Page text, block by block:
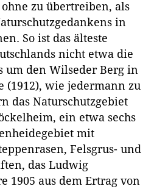
zu übertreiben, als
in
So ist das älteste
nicht etwa die
um den Wilseder Berg in
(1912), wie jedermann zu
das Naturschutzgebiet
ein etwa sechs
mit
Felsgrus- und
das Ludwig
1905 aus dem Ertrag von